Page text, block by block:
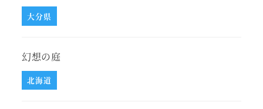
大分県
幻想の庭
北海道